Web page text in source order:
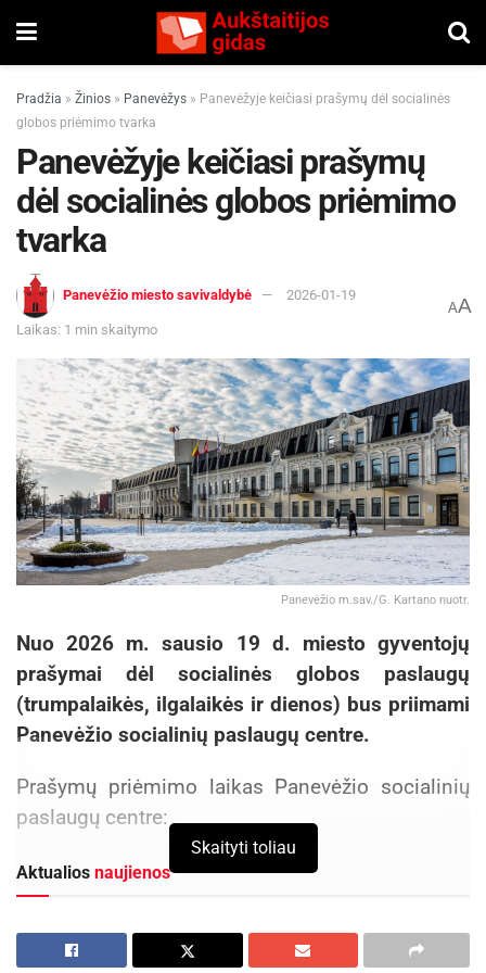
Pradžia » Žinios » Panevėžys » Panevėžyje keičiasi prašymų dėl socialinės
globos priėmimo tvarka
Panevėžyje keičiasi prašymų
dėl socialinės globos priėmimo
tvarka
Panevėžio miesto savivaldybė 2026-01-19
Laikas: 1 min skaitymo
AA
Panevėžio m.sav./G. Kartano nuotr.
Nuo 2026 m. sausio 19 d. miesto gyventojų
prašymai dėl socialinės globos paslaugų
(trumpalaikės, ilgalaikės ir dienos) bus priimami
Panevėžio socialinių paslaugų centre.
Prašymų priėmimo laikas Panevėžio socialinių
paslaugų centre:
Aktualios naujienos
kolegiją – dar galima pretenduoti į valstybės
finansuojamas studijų vietas
Skaityti toliau